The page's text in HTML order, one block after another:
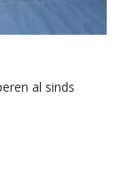
al sinds